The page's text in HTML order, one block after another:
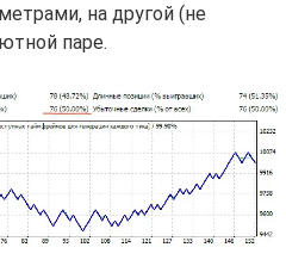
на другой (не
паре.